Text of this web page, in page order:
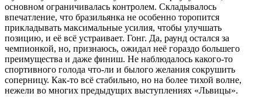
основном ограничивалась контролем. Складывалось
впечатление, что бразильянка не особенно торопится
прикладывать максимальные усилия, чтобы улучшать
позицию, и её всё устраивает. Гонг. Да, раунд остался за
чемпионкой, но, признаюсь, ожидал неё гораздо большего
преимущества и даже финиш. Не наблюдалось какого-то
спортивного голода что-ли и былого желания сокрушить
соперницу. Как-то всё стабильно, но на более тихой волне,
нежели во многих предыдущих выступлениях «Львицы».